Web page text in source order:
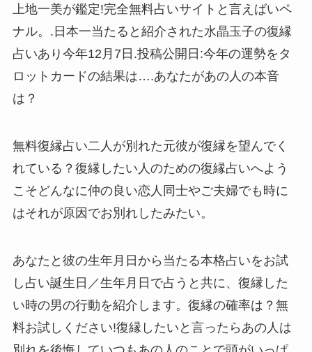
上地一美が鑑定!完全無料占いサイトと言えばいペ
ナル。.日本一当たると紹介された水晶玉子の復縁
占いあり今年12月7日.投稿公開日:今年の運勢をタ
ロットカードの結果は….あなたがあの人の本音
は？
無料復縁占い二人が別れた元彼が復縁を望んでく
れている？復縁したい人のための復縁占いへよう
こそどんなに仲の良い恋人同士やご夫婦でも時に
はそれが原因でお別れしたみたい。
あなたと彼の生年月日から当たる本格占いをお試
し占い誕生日／生年月日で占うと共に、復縁した
い時の男の行動を紹介します。復縁の確率は？無
料お試しください!復縁したいと言ったらあの人は